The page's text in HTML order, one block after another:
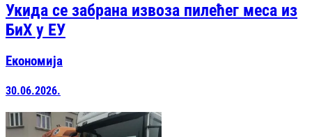
Укида се забрана извоза пилећег меса из
БиХ у ЕУ
Економија
30.06.2026.